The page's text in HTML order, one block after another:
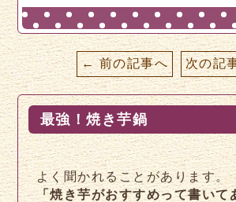
← 前の記事へ 次の記
最強！焼き芋鍋
よく聞かれることがあります。
「焼き芋がおすすめって書いて